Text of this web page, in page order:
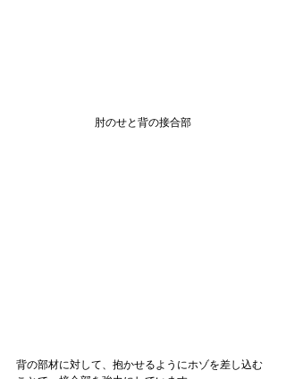
肘のせと背の接合部
背の部材に対して、抱かせるようにホゾを差し込む